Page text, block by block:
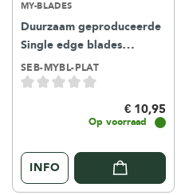
MY-BLADES
Duurzaam geproduceerde
Single edge blades
Platinum 100st
SEB-MYBL-PLAT
€ 10,95
Op voorraad
INFO